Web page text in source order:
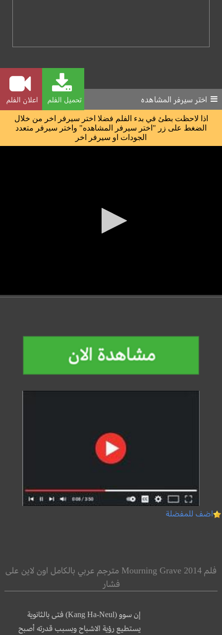
تحميل الفلم اعلان الفلم اختر سيرفر المشاهده
اذا لاحظت بطئ في بدء الفلم فضلا اختر سيرفر اخر من خلال
الضغط على زر "اختر سيرفر المشاهده" واختر سيرفر متعدد
الجودات او سيرفر اخر
اضف للمفضلة
فلم Mourning Grave 2014 مترجم عربي بالكامل اون لاين على
فشار
إن سوو (Kang Ha-Neul) فتى بالثانوية
يستطيع رؤية الاشباح وبسبب قدرته أصبح